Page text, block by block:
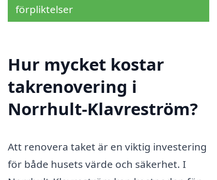
förpliktelser
Hur mycket kostar
takrenovering i
Norrhult-Klavreström?
Att renovera taket är en viktig investering
för både husets värde och säkerhet. I